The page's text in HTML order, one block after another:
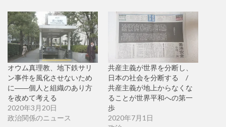
オウム真理教、地下鉄サリ
ン事件を風化させないため
に――個人と組織のあり方
を改めて考える
2020年3月20日
政治関係のニュース
共産主義が世界を分断し、
日本の社会を分断する /
共産主義が地上からなくな
ることが世界平和への第一
歩
2020年7月1日